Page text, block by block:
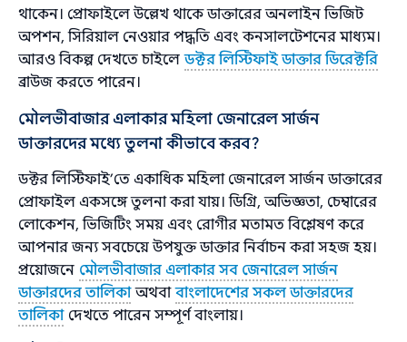
থাকেন। প্রোফাইলে উল্লেখ থাকে ডাক্তারের অনলাইন ভিজিট
অপশন, সিরিয়াল নেওয়ার পদ্ধতি এবং কনসালটেশনের মাধ্যম।
আরও বিকল্প দেখতে চাইলেডক্টর লিস্টিফাই ডাক্তার ডিরেক্টরি
ব্রাউজ করতে পারেন।
মৌলভীবাজার এলাকার মহিলা জেনারেল সার্জন
ডাক্তারদের মধ্যে তুলনা কীভাবে করব?
ডক্টর লিস্টিফাই’তে একাধিক মহিলা জেনারেল সার্জন ডাক্তারের
প্রোফাইল একসঙ্গে তুলনা করা যায়। ডিগ্রি, অভিজ্ঞতা, চেম্বারের
লোকেশন, ভিজিটিং সময় এবং রোগীর মতামত বিশ্লেষণ করে
আপনার জন্য সবচেয়ে উপযুক্ত ডাক্তার নির্বাচন করা সহজ হয়।
প্রয়োজনে মৌলভীবাজার এলাকার সব জেনারেল সার্জন
ডাক্তারদের তালিকাঅথবাবাংলাদেশের সকল ডাক্তারদের
তালিকা দেখতে পারেন সম্পূর্ণ বাংলায়।